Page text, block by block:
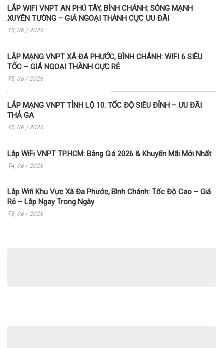
LẮP WIFI VNPT AN PHÚ TÂY, BÌNH CHÁNH: SÓNG MẠNH
XUYÊN TƯỜNG – GIÁ NGOẠI THÀNH CỰC ƯU ĐÃI
T5, 06 / 2026
LẮP MẠNG VNPT XÃ ĐA PHƯỚC, BÌNH CHÁNH: WIFI 6 SIÊU
TỐC – GIÁ NGOẠI THÀNH CỰC RẺ
T5, 06 / 2026
LẮP MẠNG VNPT TỈNH LỘ 10: TỐC ĐỘ SIÊU ĐỈNH – ƯU ĐÃI
THẢ GA
T5, 06 / 2026
Lắp WiFi VNPT TP.HCM: Bảng Giá 2026 & Khuyến Mãi Mới Nhất
T4, 06 / 2026
Lắp Wifi Khu Vực Xã Đa Phước, Bình Chánh: Tốc Độ Cao – Giá
Rẻ – Lắp Ngay Trong Ngày
T3, 06 / 2026